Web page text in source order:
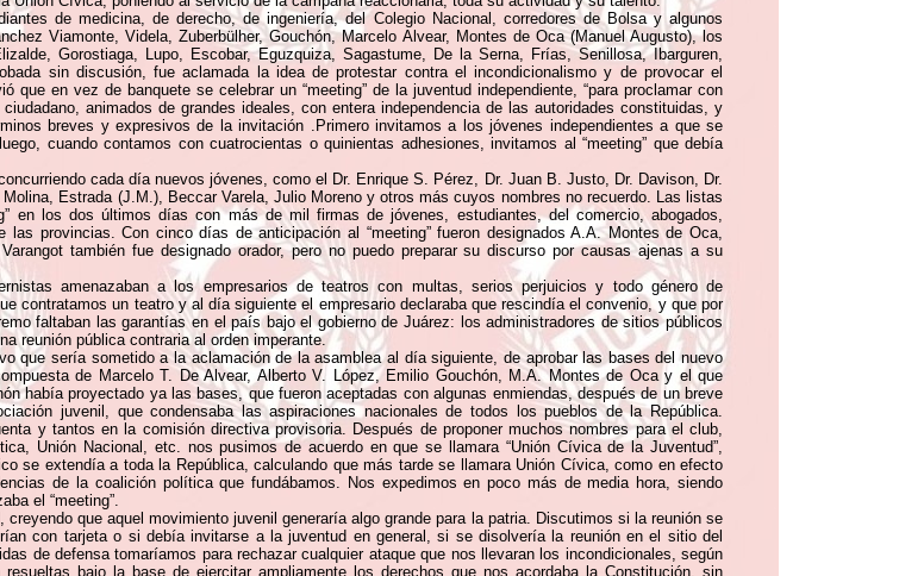
de medicina, de derecho, de ingeniería, del Colegio Nacional, corredores de Bolsa y algunos
Viamonte, Videla, Zuberbülher, Gouchón, Marcelo Alvear, Montes de Oca (Manuel Augusto), los
Gorostiaga, Lupo, Escobar, Eguzquiza, Sagastume, De la Serna, Frías, Senillosa, Ibarguren,
sin discusión, fue aclamada la idea de protestar contra el incondicionalismo y de provocar el
en vez de banquete se celebrar un “meeting” de la juventud independiente, “para proclamar con
animados de grandes ideales, con entera independencia de las autoridades constituidas, y
breves y expresivos de la invitación .Primero invitamos a los jóvenes independientes a que se
cuando contamos con cuatrocientas o quinientas adhesiones, invitamos al “meeting” que debía
cada día nuevos jóvenes, como el Dr. Enrique S. Pérez, Dr. Juan B. Justo, Dr. Davison, Dr.
Estrada (J.M.), Beccar Varela, Julio Moreno y otros más cuyos nombres no recuerdo. Las listas
en los dos últimos días con más de mil firmas de jóvenes, estudiantes, del comercio, abogados,
provincias. Con cinco días de anticipación al “meeting” fueron designados A.A. Montes de Oca,
también fue designado orador, pero no puedo preparar su discurso por causas ajenas a su
amenazaban a los empresarios de teatros con multas, serios perjuicios y todo género de
contratamos un teatro y al día siguiente el empresario declaraba que rescindía el convenio, y que por
faltaban las garantías en el país bajo el gobierno de Juárez: los administradores de sitios públicos
reunión pública contraria al orden imperante.
que sería sometido a la aclamación de la asamblea al día siguiente, de aprobar las bases del nuevo
de Marcelo T. De Alvear, Alberto V. López, Emilio Gouchón, M.A. Montes de Oca y el que
había proyectado ya las bases, que fueron aceptadas con algunas enmiendas, después de un breve
juvenil, que condensaba las aspiraciones nacionales de todos los pueblos de la República.
y tantos en la comisión directiva provisoria. Después de proponer muchos nombres para el club,
Unión Nacional, etc. nos pusimos de acuerdo en que se llamara “Unión Cívica de la Juventud”,
se extendía a toda la República, calculando que más tarde se llamara Unión Cívica, como en efecto
de la coalición política que fundábamos. Nos expedimos en poco más de media hora, siendo
el “meeting”.
que aquel movimiento juvenil generaría algo grande para la patria. Discutimos si la reunión se
con tarjeta o si debía invitarse a la juventud en general, si se disolvería la reunión en el sitio del
de defensa tomaríamos para rechazar cualquier ataque que nos llevaran los incondicionales, según
bajo la base de ejercitar ampliamente los derechos que nos acordaba la Constitución, sin